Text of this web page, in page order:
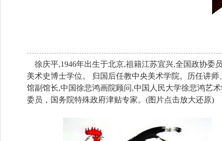
徐庆平,1946年出生于北京,祖籍江苏宜兴,全国政协委
美术史博士学位。 归国后任教中央美术学院。历任讲
馆副馆长,中国徐悲鸿画院顾问,中国人民大学徐悲鸿艺
委员，国务院特殊政府津贴专家。(图片点击放大还原)